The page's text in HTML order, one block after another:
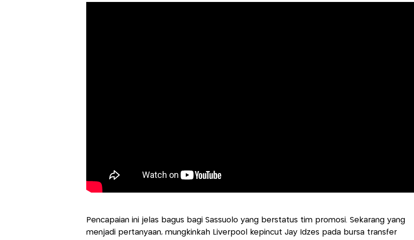
Pencapaian ini jelas bagus bagi Sassuolo yang berstatus tim promosi. Sekarang yang
menjadi pertanyaan, mungkinkah Liverpool kepincut Jay Idzes pada bursa transfer